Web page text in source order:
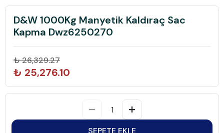
D&W 1000Kg Manyetik Kaldıraç Sac
Kapma Dwz6250270
₺ 26,329.27
₺ 25,276.10
SEPETE EKLE